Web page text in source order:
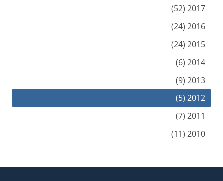
2017 (52)
2016 (24)
2015 (24)
2014 (6)
2013 (9)
2012 (5)
2011 (7)
2010 (11)